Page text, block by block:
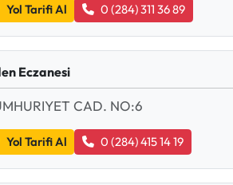
Yol Tarifi Al 0 (284) 311 36 89
Eczanesi
CAD. NO:6
Yol Tarifi Al 0 (284) 415 14 19